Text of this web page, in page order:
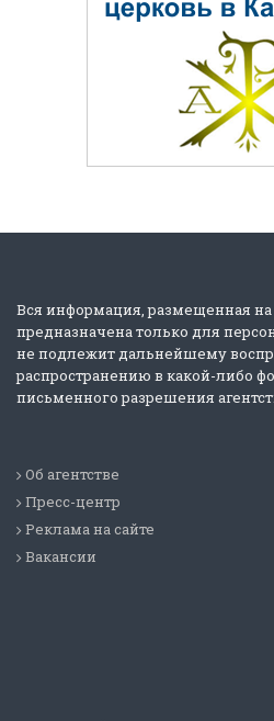
Вся информация, размещенная на
предназначена только для
не подлежит дальнейшему
распространению в какой-либо
письменного разрешения
Об агентстве
Пресс-центр
Реклама на сайте
Вакансии